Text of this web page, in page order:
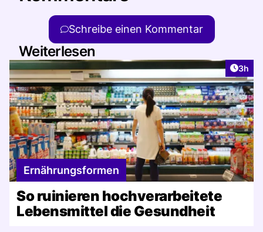
Schreibe einen Kommentar
Weiterlesen
3h
Ernährungsformen
So ruinieren hochverarbeitete
Lebensmittel die Gesundheit